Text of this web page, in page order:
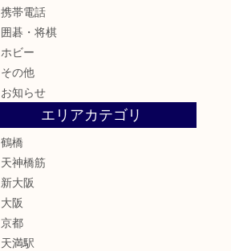
携帯電話
囲碁・将棋
ホビー
その他
お知らせ
エリアカテゴリ
鶴橋
天神橋筋
新大阪
大阪
京都
天満駅